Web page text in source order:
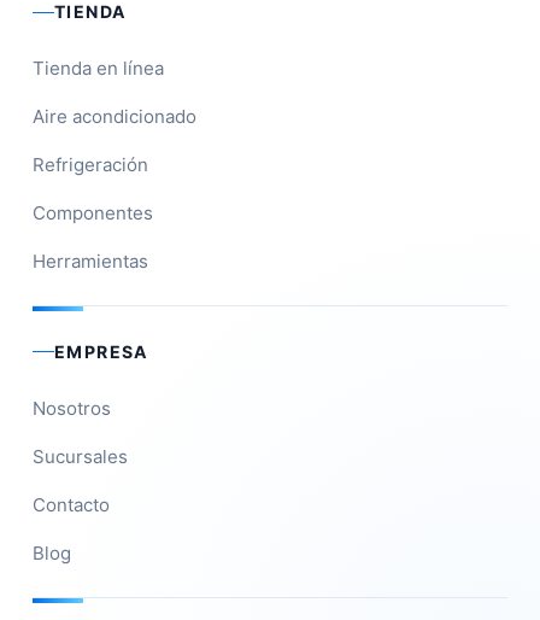
TIENDA
Tienda en línea
Aire acondicionado
Refrigeración
Componentes
Herramientas
EMPRESA
Nosotros
Sucursales
Contacto
Blog